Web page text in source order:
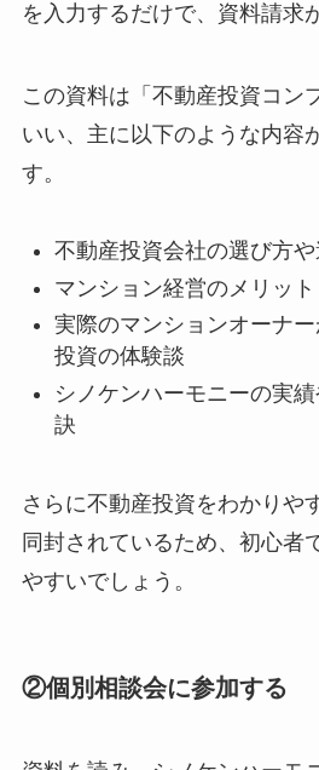
を入力するだけで、資料請求
この資料は「不動産投資コン
いい、主に以下のような内容
す。
不動産投資会社の選び方
マンション経営のメリット
実際のマンションオーナ
投資の体験談
シノケンハーモニーの実
訣
さらに不動産投資をわかりや
同封されているため、初心者
やすいでしょう。
②個別相談会に参加する